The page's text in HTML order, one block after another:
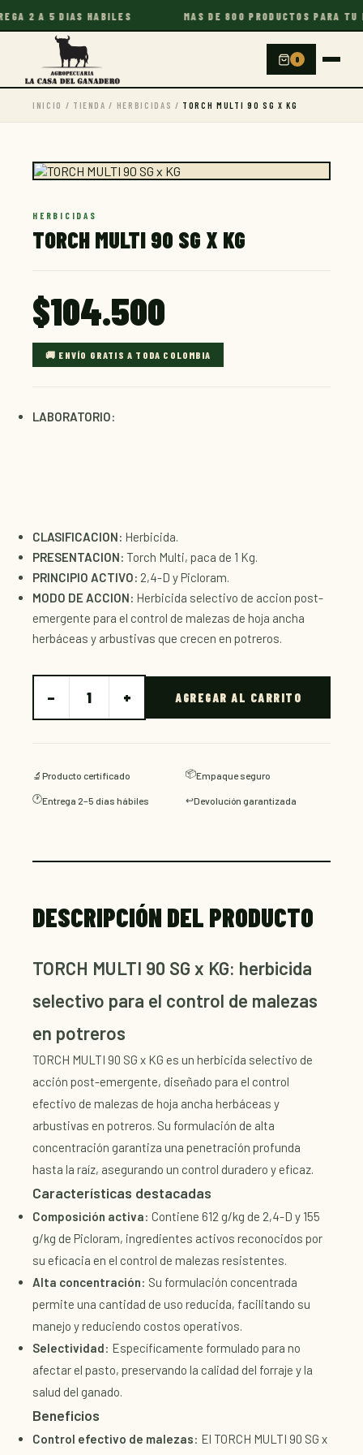
2 A 5 DIAS HABILES MAS DE 800 PRODUCTOS PARA TU
0
INICIO / TIENDA / HERBICIDAS / TORCH MULTI 90 SG X KG
HERBICIDAS
TORCH MULTI 90 SG X KG
$104.500
🚚 ENVÍO GRATIS A TODA COLOMBIA
LABORATORIO:
CLASIFICACION: Herbicida.
PRESENTACION: Torch Multi, paca de 1 Kg.
PRINCIPIO ACTIVO: 2,4-D y Picloram.
MODO DE ACCION: Herbicida selectivo de accion post-
emergente para el control de malezas de hoja ancha
herbáceas y arbustivas que crecen en potreros.
− 1 + AGREGAR AL CARRITO
🔬 Producto certificado 📦Empaque seguro
🕐Entrega 2–5 días hábiles ↩️Devolución garantizada
DESCRIPCIÓN DEL PRODUCTO
TORCH MULTI 90 SG x KG: herbicida
selectivo para el control de malezas
en potreros
TORCH MULTI 90 SG x KG es un herbicida selectivo de
acción post-emergente, diseñado para el control
efectivo de malezas de hoja ancha herbáceas y
arbustivas en potreros. Su formulación de alta
concentración garantiza una penetración profunda
hasta la raíz, asegurando un control duradero y eficaz.
Características destacadas
Composición activa: Contiene 612 g/kg de 2,4-D y 155
g/kg de Picloram, ingredientes activos reconocidos por
su eficacia en el control de malezas resistentes.
Alta concentración: Su formulación concentrada
permite una cantidad de uso reducida, facilitando su
manejo y reduciendo costos operativos.
Selectividad: Específicamente formulado para no
afectar el pasto, preservando la calidad del forraje y la
salud del ganado.
Beneficios
Control efectivo de malezas: El TORCH MULTI 90 SG x
La Casa del Ganadero
En línea · Te responde al instante